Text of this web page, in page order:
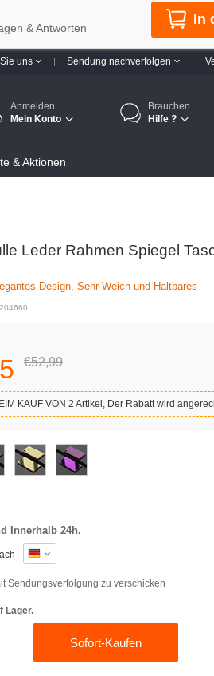
uns Sendung nachverfolgen
Anmelden
Mein Konto
Brauchen
Hilfe ?
& Aktionen
Leder Rahmen Spiegel
Design, Sehr Weich und Haltbares
€52,99
KAUF VON 2 Artikel, Der Rabatt wird
Innerhalb 24h.
Sendungsverfolgung zu verschicken
Lager.
Sofort-Kaufen
& Antworten
In